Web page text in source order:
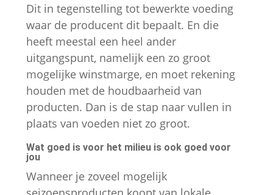
Dit in tegenstelling tot bewerkte voeding
waar de producent dit bepaalt. En die
heeft meestal een heel ander
uitgangspunt, namelijk een zo groot
mogelijke winstmarge, en moet rekening
houden met de houdbaarheid van
producten. Dan is de stap naar vullen in
plaats van voeden niet zo groot.
Wat goed is voor het milieu is ook goed voor
jou
Wanneer je zoveel mogelijk
om de website
goed te laten
functioneren.
Statistieken
Om ons te
helpen de
site te
gebaseerd
op hoe de
website